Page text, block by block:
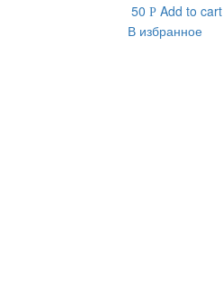
50 Р Add to cart
В избранное